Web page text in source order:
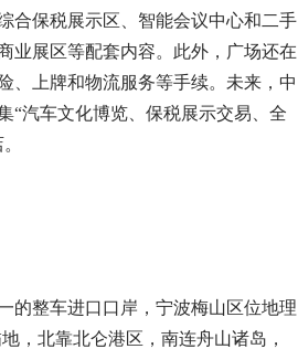
合保税展示区、智能会议中心和二手
业展区等配套内容。此外，广场还在
、上牌和物流服务等手续。未来，中
“汽车文化博览、保税展示交易、全
整车进口口岸，宁波梅山区位地理
，北靠北仑港区，南连舟山诸岛，